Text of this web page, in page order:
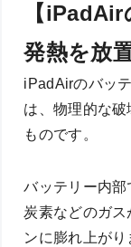
【
発熱を放
iPadAirのバッ
は、物理的な
ものです。
バッテリー内
炭素などのガ
ンに膨れ上がり